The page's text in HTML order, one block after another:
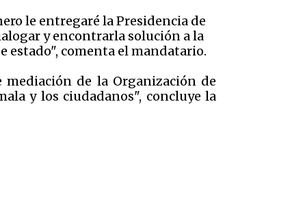
le entregaré la Presidencia de
y encontrarla solución a la
estado", comenta el mandatario.
de la Organización de
y los ciudadanos", concluye la